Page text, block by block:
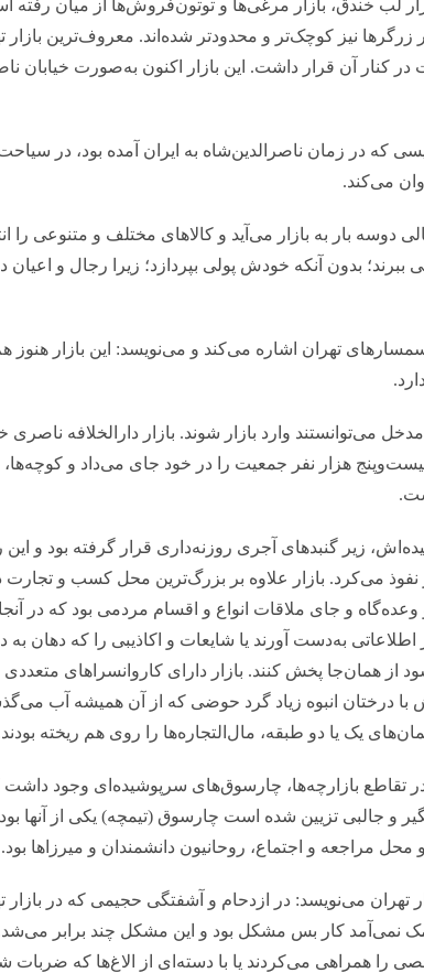
لب خندق، بازار مرغی‌ها و توتون‌فروش‌ها از میان رفته
زرگرها نیز کوچک‌تر و محدودتر شده‌اند. معروف‌ترین بازار
در کنار آن قرار داشت. این بازار اکنون به‌صورت خیابان
که در زمان ناصرالدین‌شاه به ایران آمده بود، در
می‌کند.
دوسه بار به بازار می‌آید و کالاهای مختلف و متنوعی را
بدون آنکه خودش پولی بپردازد؛ زیرا رجال و اعیان
سمسارهای تهران اشاره می‌کند و می‌نویسد: این بازار هنوز
می‌توانستند وارد بازار شوند. بازار دارالخلافه ناصری
هزار نفر جمعیت را در خود جای می‌داد و کوچه‌ها،
زیر گنبدهای آجری روزنه‌داری قرار گرفته بود و این
نفوذ می‌کرد. بازار علاوه بر بزرگ‌ترین محل کسب و تجارت
و جای ملاقات انواع و اقسام مردمی بود که در آنجا
اطلاعاتی به‌دست آورند یا شایعات و اکاذیبی را که دهان
همان‌جا پخش کنند. بازار دارای کاروانسراهای متعددی
درختان انبوه زیاد گرد حوضی که از آن همیشه آب
یک یا دو طبقه، مال‌التجاره‌ها را روی هم ریخته
تقاطع بازارچه‌ها، چارسوق‌های سرپوشیده‌ای وجود داشت
و جالبی تزیین شده است چارسوق (تیمچه) یکی از آنها
مراجعه و اجتماع، روحانیون دانشمندان و میرزاها بود.
تهران می‌نویسد: در ازدحام و آشفتگی حجیمی که در بازار
نمی‌آمد کار بس مشکل بود و این مشکل چند برابر
را همراهی می‌کردند یا با دسته‌ای از الاغ‌ها که ضربات